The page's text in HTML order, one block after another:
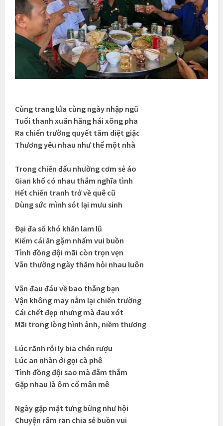
Cùng trang lứa cùng ngày nhập ngũ
Tuổi thanh xuân hăng hái xông pha
Ra chiến trường quyết tâm diệt giặc
Thương yêu nhau như thể một nhà
Trong chiến đấu nhường cơm sẻ áo
Gian khổ có nhau thắm nghĩa tình
Hết chiến tranh trở về quê cũ
Dùng sức mình sót lại mưu sinh
Đại đa số khó khăn lam lũ
Kiếm cái ăn gặm nhấm vui buồn
Tình đồng đội mãi còn trọn vẹn
Vẫn thường ngày thăm hỏi nhau luôn
Vẫn đau đáu về bao thằng bạn
Vận không may nằm lại chiến trường
Cái chết đẹp nhưng mà đau xót
Mãi trong lòng hình ảnh, niềm thương
Lúc rãnh rỗi ly bia chén rượu
Lúc an nhàn ới gọi cà phê
Tình đồng đội sao mà đằm thắm
Gặp nhau là ôm cổ mân mê
Ngày gặp mặt tưng bừng như hội
Chuyện râm ran chia sẻ buồn vui